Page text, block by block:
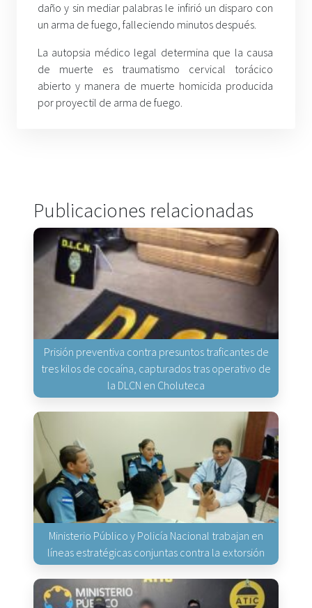
daño y sin mediar palabras le infirió un disparo con
un arma de fuego, falleciendo minutos después.
La autopsia médico legal determina que la causa
de muerte es traumatismo cervical torácico
abierto y manera de muerte homicida producida
por proyectil de arma de fuego.
Publicaciones relacionadas
Prisión preventiva contra presuntos traficantes de
tres kilos de cocaína, capturados tras operativo de
la DLCN en Choluteca
Ministerio Público y Policía Nacional trabajan en
líneas estratégicas conjuntas contra la extorsión